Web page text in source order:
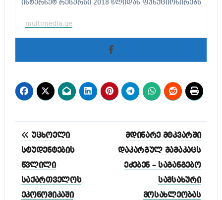
ინტერნეტ რესურსი 2018 წლიდან ფუნქციონირებს
multimedia.ge
პოსტის
ნავიგაცია
უცხოელი
სტუდენტების
წვლილი
საქართველოს
ეკონომიკაში
მდინარე მტკვარში
დაკარგულ მამაკაცს
ეძებენ – საგანგებო
სამსახური
მოსახლეობას